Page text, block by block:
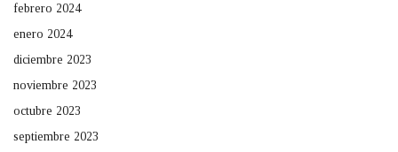
febrero 2024
enero 2024
diciembre 2023
noviembre 2023
octubre 2023
septiembre 2023